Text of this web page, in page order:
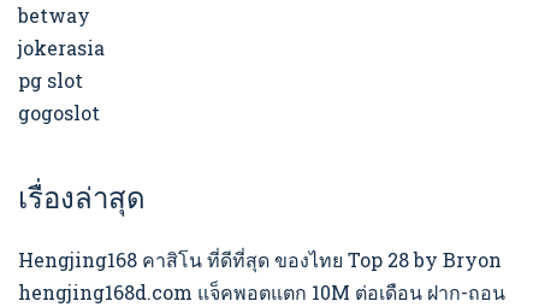
betway
jokerasia
pg slot
gogoslot
เรื่องล่าสุด
Hengjing168 คาสิโน ที่ดีที่สุด ของไทย Top 28 by Bryon
hengjing168d.com แจ็คพอตแตก 10M ต่อเดือน ฝาก-ถอน